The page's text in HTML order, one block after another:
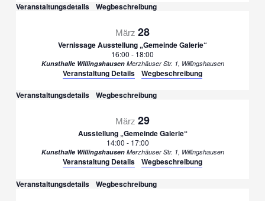
Veranstaltungsdetails Wegbeschreibung
März 28
Vernissage Ausstellung „Gemeinde Galerie“
16:00 - 18:00
Kunsthalle Willingshausen Merzhäuser Str. 1, Willingshausen
Veranstaltung Details Wegbeschreibung
Veranstaltungsdetails Wegbeschreibung
März 29
Ausstellung „Gemeinde Galerie“
14:00 - 17:00
Kunsthalle Willingshausen Merzhäuser Str. 1, Willingshausen
Veranstaltung Details Wegbeschreibung
Veranstaltungsdetails Wegbeschreibung